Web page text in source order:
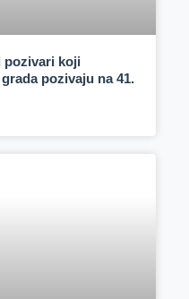
pozivari koji
pozivaju na 41.